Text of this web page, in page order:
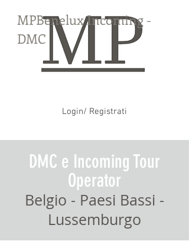
MPBenelux Incoming -
DMC
Login/ Registrati
DMC e Incoming Tour
Operator
Belgio - Paesi Bassi -
Lussemburgo